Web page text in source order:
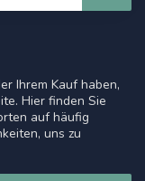
Ihrem Kauf haben,
Hier finden Sie
auf häufig
uns zu